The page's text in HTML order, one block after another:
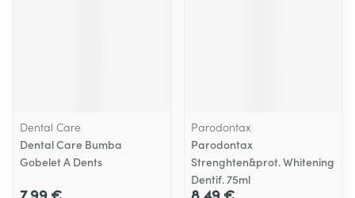
Dental Care
Dental Care Bumba
Gobelet A Dents
Parodontax
Parodontax
Strenghten&prot. Whitening
Dentif. 75ml